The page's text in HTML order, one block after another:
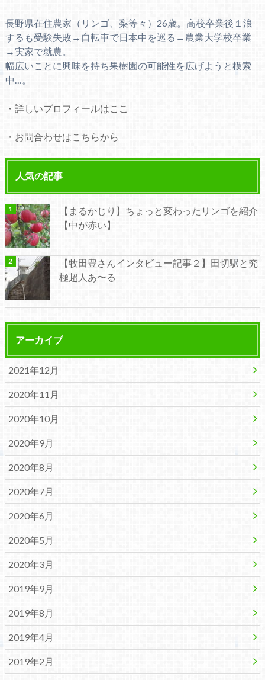
長野県在住農家（リンゴ、梨等々）26歳。高校卒業後１浪
するも受験失敗→自転車で日本中を巡る→農業大学校卒業
→実家で就農。
幅広いことに興味を持ち果樹園の可能性を広げようと模索
中…。
・詳しいプロフィールはここ
・お問合わせはこちらから
人気の記事
【まるかじり】ちょっと変わったリンゴを紹介
【中が赤い】
【牧田豊さんインタビュー記事２】田切駅と究
極超人あ〜る
アーカイブ
2021年12月
2020年11月
2020年10月
2020年9月
2020年8月
2020年7月
2020年6月
2020年5月
2020年3月
2019年9月
2019年8月
2019年4月
2019年2月